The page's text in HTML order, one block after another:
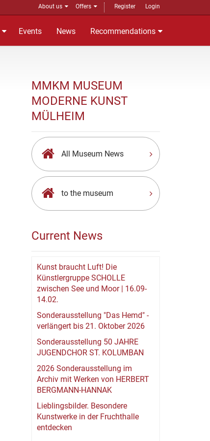
About us Offers Register Login
Events News Recommendations
MMKM MUSEUM
MODERNE KUNST
MÜLHEIM
All Museum News
to the museum
Current News
Kunst braucht Luft! Die
Künstlergruppe SCHOLLE
zwischen See und Moor | 16.09-
14.02.
Sonderausstellung "Das Hemd" -
verlängert bis 21. Oktober 2026
Sonderausstellung 50 JAHRE
JUGENDCHOR ST. KOLUMBAN
2026 Sonderausstellung im
Archiv mit Werken von HERBERT
BERGMANN-HANNAK
Lieblingsbilder. Besondere
Kunstwerke in der Fruchthalle
entdecken